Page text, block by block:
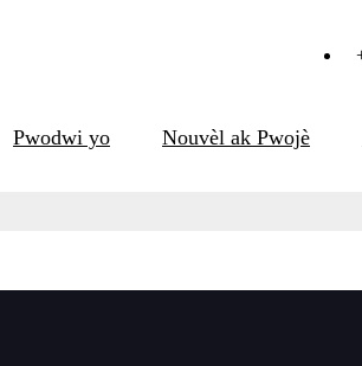
Pwodwi yo Nouvèl ak Pwojè